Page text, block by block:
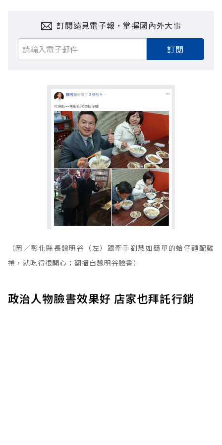
訂閱遠見電子報，掌握國內外大事
訂閱
（圖／彰化縣長魏明谷（左）跟牽手劉慧如簡單的蛤仔麵配雞
捲，就吃得很開心；翻攝自魏明谷臉書）
政治人物臉書效果好 店家也拜託行銷